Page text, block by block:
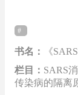
书名：
《
栏目： SARS
传染病的隔离